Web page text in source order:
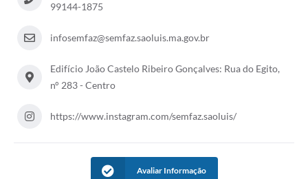
99144-1875
infosemfaz@semfaz.saoluis.ma.gov.br
Edifício João Castelo Ribeiro Gonçalves: Rua do Egito,
n° 283 - Centro
https://www.instagram.com/semfaz.saoluis/
Avaliar Informação